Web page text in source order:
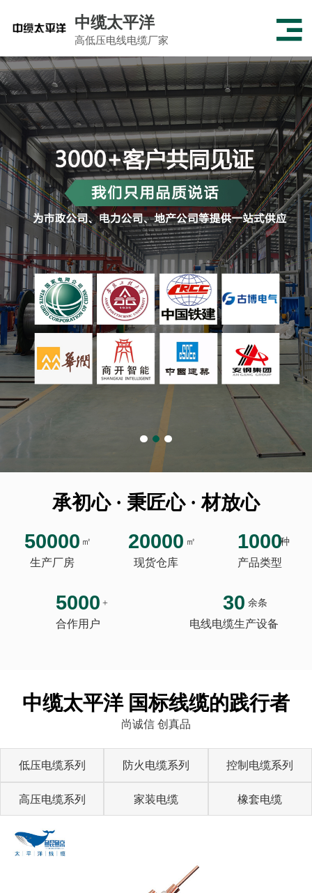
中缆太平洋
高低压电线电缆厂家
承初心 · 秉匠心 · 材放心
50000 ㎡
生产厂房
20000 ㎡
现货仓库
1000种
产品类型
5000 +
合作用户
30 余条
电线电缆生产设备
中缆太平洋 国标线缆的践行者
尚诚信 创真品
低压电缆系列 防火电缆系列 控制电缆系列
高压电缆系列 家装电缆 橡套电缆